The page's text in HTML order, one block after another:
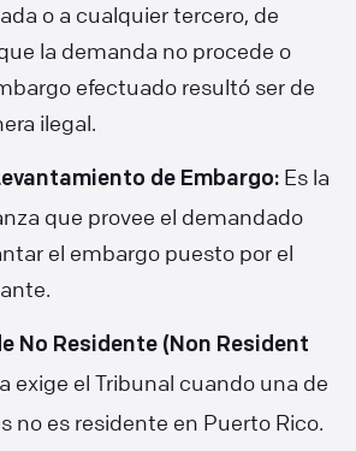
o a cualquier tercero, de
la demanda no procede o
efectuado resultó ser de
ilegal.
de Embargo: Es la
que provee el demandado
el embargo puesto por el
No Residente (Non Resident
exige el Tribunal cuando una de
no es residente en Puerto Rico.